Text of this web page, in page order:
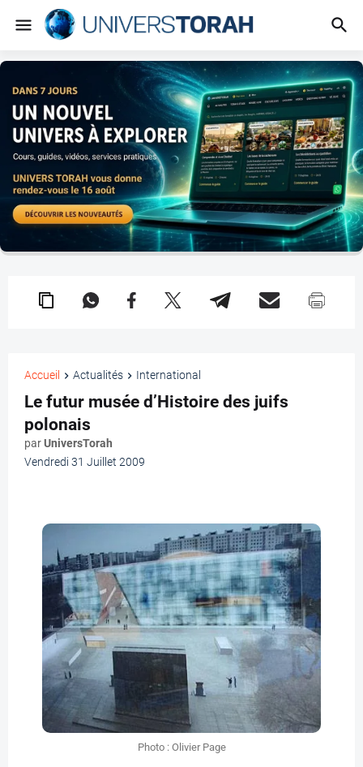
Accueil Actualités International
Le futur musée d’Histoire des juifs
polonais
parUniversTorah
Vendredi 31 Juillet 2009
Photo : Olivier Page